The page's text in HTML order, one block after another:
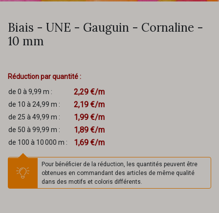
Biais - UNE - Gauguin - Cornaline -
10 mm
Réduction par quantité :
de 0 à 9,99 m :
2,29 €/m
de 10 à 24,99 m : 2,19 €/m
de 25 à 49,99 m : 1,99 €/m
de 50 à 99,99 m : 1,89 €/m
de 100 à 10 000 m : 1,69 €/m
Pour bénéficier de la réduction, les quantités peuvent être
obtenues en commandant des articles de même qualité
dans des motifs et coloris différents.